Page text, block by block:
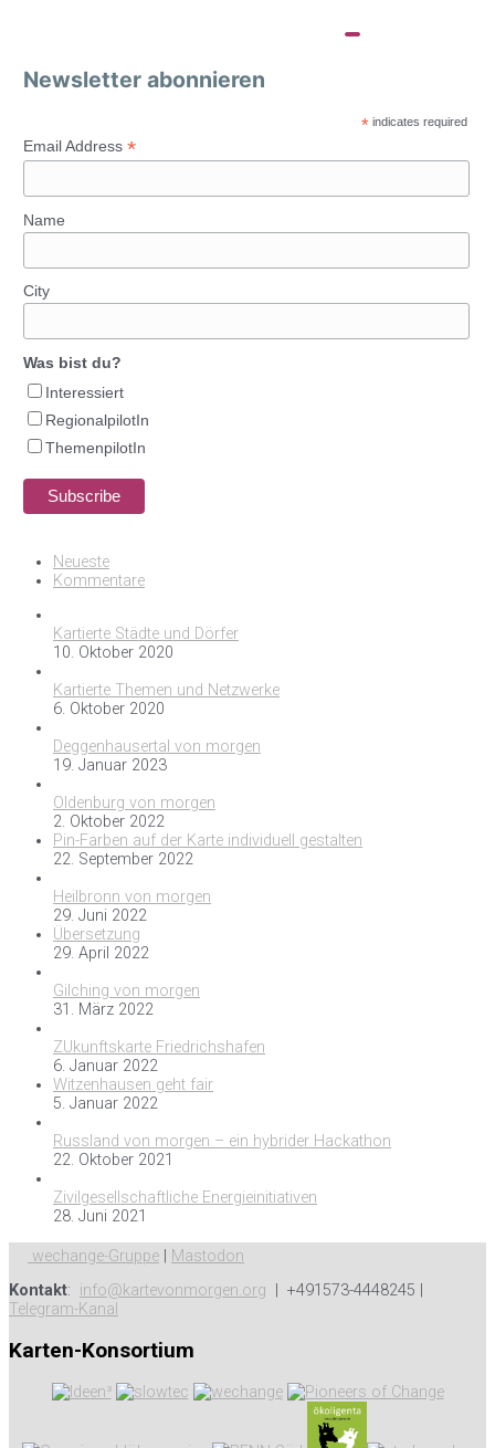
Newsletter abonnieren
* indicates required
Email Address *
Name
City
Was bist du?
Interessiert
RegionalpilotIn
ThemenpilotIn
Neueste
Kommentare
Kartierte Städte und Dörfer
10. Oktober 2020
Kartierte Themen und Netzwerke
6. Oktober 2020
Deggenhausertal von morgen
19. Januar 2023
Oldenburg von morgen
2. Oktober 2022
Pin-Farben auf der Karte individuell gestalten
22. September 2022
Heilbronn von morgen
29. Juni 2022
Übersetzung
29. April 2022
Gilching von morgen
31. März 2022
ZUkunftskarte Friedrichshafen
6. Januar 2022
Witzenhausen geht fair
5. Januar 2022
Russland von morgen – ein hybrider Hackathon
22. Oktober 2021
Zivilgesellschaftliche Energieinitiativen
28. Juni 2021
wechange-Gruppe
Mastodon
Kontakt: info@kartevonmorgen.org | +491573-4448245 |
Telegram-Kanal
Karten-Konsortium